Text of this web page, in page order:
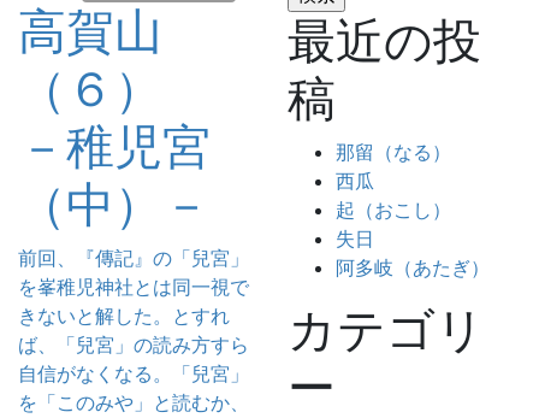
高賀山
（６）
－稚児宮
（中）－
前回、『傳記』の「兒宮」
を峯稚児神社とは同一視で
きないと解した。とすれ
ば、「兒宮」の読み方すら
自信がなくなる。「兒宮」
を「このみや」と読むか、
最近の投
稿
那留（なる）
西瓜
起（おこし）
失日
阿多岐（あたぎ）
カテゴリ
ー